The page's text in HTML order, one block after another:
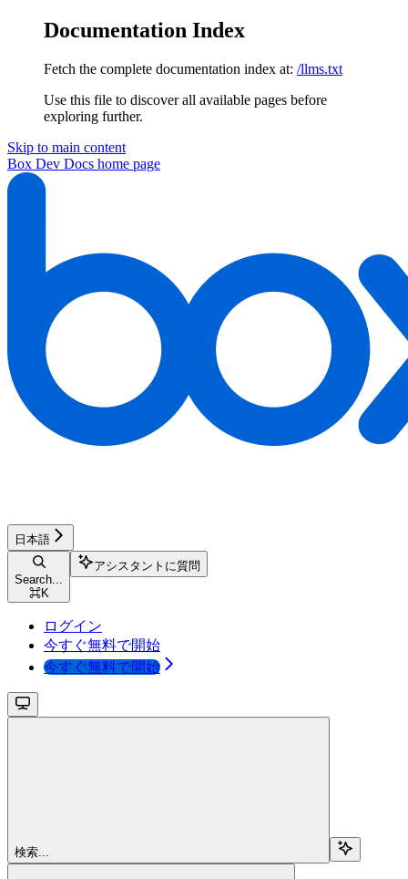
Documentation Index
Fetch the complete documentation index at: /llms.txt
Use this file to discover all available pages before
exploring further.
Skip to main content
Box Dev Docs home page
日本語
Search...
⌘K
アシスタントに質問
ログイン
今すぐ無料で開始
今すぐ無料で開始
検索...